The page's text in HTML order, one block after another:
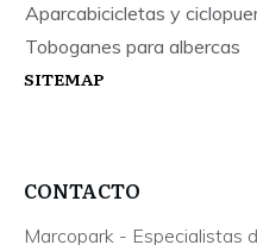
Aparcabicicletas y
Toboganes para albercas
SITEMAP
CONTACTO
Marcopark - Especialistas